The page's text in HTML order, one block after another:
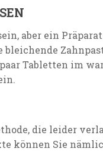
aber ein
Tabletten im
die leider
können Sie